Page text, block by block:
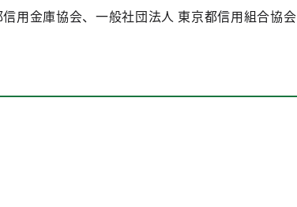
用金庫協会、一般社団法人 東京都信用組合協会